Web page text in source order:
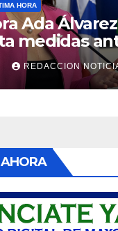
HORA
Ada Álvarez
medidas
en el
REDACCION